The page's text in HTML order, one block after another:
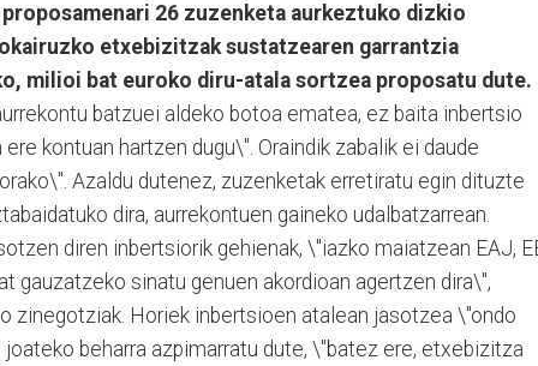
26 zuzenketa aurkeztuko dizkio
etxebizitzak sustatzearen garrantzia
milioi bat euroko diru-atala sortzea proposatu dute.
batzuei aldeko botoa ematea, ez baita inbertsio
kontuan hartzen dugu\". Oraindik zabalik ei daude
Azaldu dutenez, zuzenketak erretiratu egin dituzte
dira, aurrekontuen gaineko udalbatzarrean.
diren inbertsiorik gehienak, \"iazko maiatzean EAJ,
gauzatzeko sinatu genuen akordioan agertzen dira\",
zinegotziak. Horiek inbertsioen atalean jasotzea \"ondo
beharra azpimarratu dute, \"batez ere, etxebizitza